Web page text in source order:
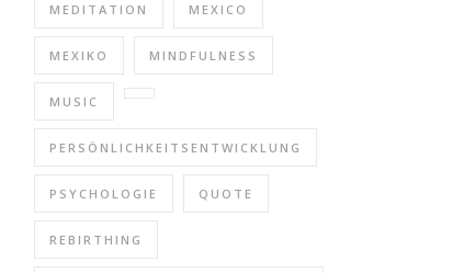
MEDITATION MEXICO
MEXIKO MINDFULNESS
MUSIC
PERSÖNLICHKEITSENTWICKLUNG
PSYCHOLOGIE QUOTE
REBIRTHING